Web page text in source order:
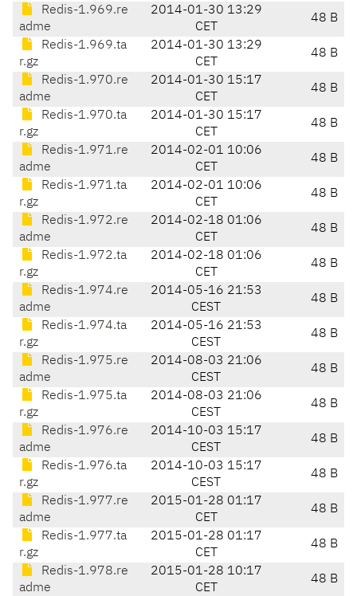
Redis-1.969.re
adme
2014-01-30 13:29
CET
48 B
Redis-1.969.ta
r.gz
2014-01-30 13:29
CET
48 B
Redis-1.970.re
adme
2014-01-30 15:17
CET
48 B
Redis-1.970.ta
r.gz
2014-01-30 15:17
CET
48 B
Redis-1.971.re
adme
2014-02-01 10:06
CET
48 B
Redis-1.971.ta
r.gz
2014-02-01 10:06
CET
48 B
Redis-1.972.re
adme
2014-02-18 01:06
CET
48 B
Redis-1.972.ta
r.gz
2014-02-18 01:06
CET
48 B
Redis-1.974.re
adme
2014-05-16 21:53
CEST
48 B
Redis-1.974.ta
r.gz
2014-05-16 21:53
CEST
48 B
Redis-1.975.re
adme
2014-08-03 21:06
CEST
48 B
Redis-1.975.ta
r.gz
2014-08-03 21:06
CEST
48 B
Redis-1.976.re
adme
2014-10-03 15:17
CEST
48 B
Redis-1.976.ta
r.gz
2014-10-03 15:17
CEST
48 B
Redis-1.977.re
adme
2015-01-28 01:17
CET
48 B
Redis-1.977.ta
r.gz
2015-01-28 01:17
CET
48 B
Redis-1.978.re
adme
2015-01-28 10:17
CET
48 B